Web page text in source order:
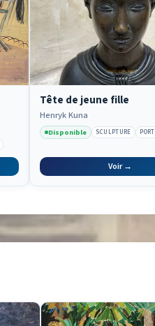
Tête de jeune fille
Henryk Kuna
Disponible SCULPTURE
Voir →